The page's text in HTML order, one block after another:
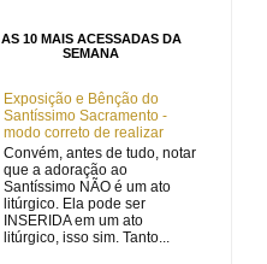
AS 10 MAIS ACESSADAS DA
SEMANA
Exposição e Bênção do
Santíssimo Sacramento -
modo correto de realizar
Convém, antes de tudo, notar
que a adoração ao
Santíssimo NÃO é um ato
litúrgico. Ela pode ser
INSERIDA em um ato
litúrgico, isso sim. Tanto...